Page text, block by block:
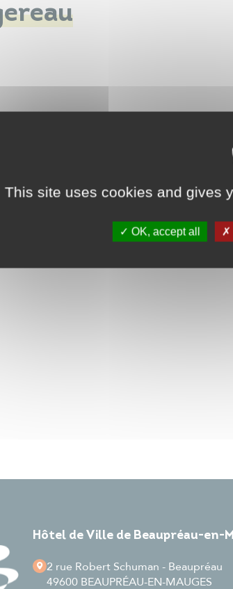
Hôtel de Ville de Beaupréau-en-
2 rue Robert Schuman - Beaupréau
49600 BEAUPRÉAU-EN-MAUGES
This site uses cookies and gives
OK, accept all